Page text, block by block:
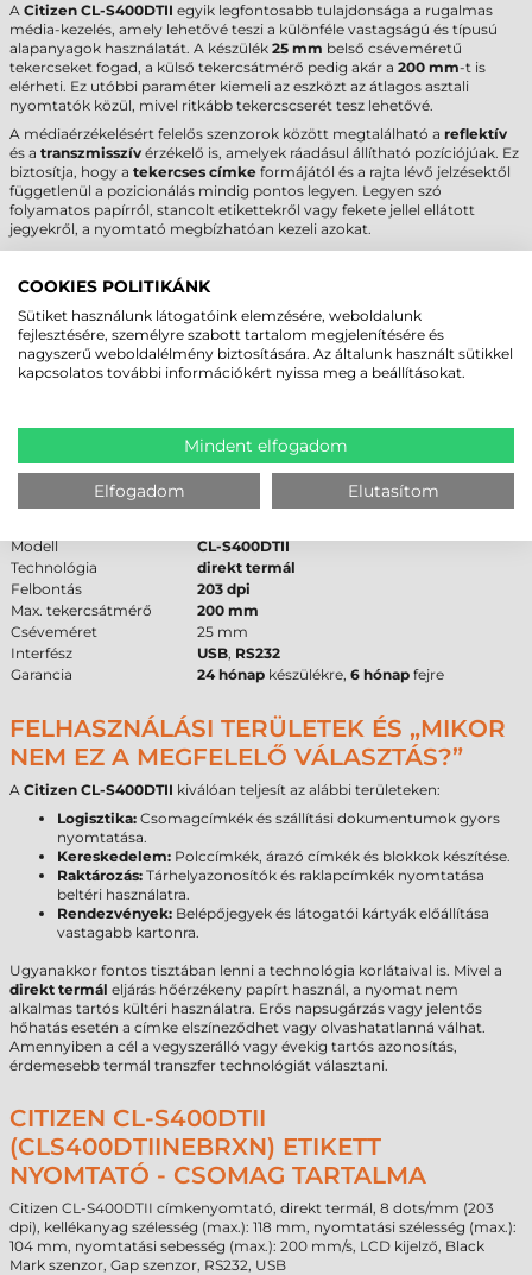
A Citizen CL-S400DTII egyik legfontosabb tulajdonsága a rugalmas
média-kezelés, amely lehetővé teszi a különféle vastagságú és típusú
alapanyagok használatát. A készülék 25 mm belső cséveméretű
tekercseket fogad, a külső tekercsátmérő pedig akár a 200 mm-t is
elérheti. Ez utóbbi paraméter kiemeli az eszközt az átlagos asztali
nyomtatók közül, mivel ritkább tekercscserét tesz lehetővé.
A médiaérzékelésért felelős szenzorok között megtalálható a reflektív
és a transzmisszív érzékelő is, amelyek ráadásul állítható pozíciójúak. Ez
biztosítja, hogy a tekercses címke formájától és a rajta lévő jelzésektől
függetlenül a pozicionálás mindig pontos legyen. Legyen szó
folyamatos papírról, stancolt etikettekről vagy fekete jellel ellátott
jegyekről, a nyomtató megbízhatóan kezeli azokat.
maximális médi szélesség 118 mm, a minimális címkemagasság pedig
12,5 mm. A104 mmmaximális nyomtatási szélesség lefedi a legtöbb
szabványos logisztikai és gyártási igényt. Fontos kiemelni, hogy a
készülék akár 0,25 mil vastagságú karton alapanyagokat is képes
kezelni, ami alkalmassá teszi jegyek és belépők nyomtatására is.
MŰSZAKI PARAMÉTEREK
Az alábbi táblázat összefoglalja a legfontosabb műszaki adatokat,
amelyek a beszerzési döntéshez szükségesek.
Modell
CL-S400DTII
Technológia
direkt termál
Felbontás
203 dpi
Max. tekercsátmérő
200 mm
Cséveméret
25 mm
Interfész
USB, RS232
Garancia
24 hónap készülékre, 6 hónap fejre
FELHASZNÁLÁSI TERÜLETEK ÉS „MIKOR
NEM EZ A MEGFELELŐ VÁLASZTÁS?”
A Citizen CL-S400DTII kiválóan teljesít az alábbi területeken:
Logisztika: Csomagcímkék és szállítási dokumentumok gyors
nyomtatása.
Kereskedelem: Polccímkék, árazó címkék és blokkok készítése.
Raktározás: Tárhelyazonosítók és raklapcímkék nyomtatása
beltéri használatra.
Rendezvények: Belépőjegyek és látogatói kártyák előállítása
vastagabb kartonra.
Ugyanakkor fontos tisztában lenni a technológia korlátaival is. Mivel a
direkt termál eljárás hőérzékeny papírt használ, a nyomat nem
alkalmas tartós kültéri használatra. Erős napsugárzás vagy jelentős
hőhatás esetén a címke elszíneződhet vagy olvashatatlanná válhat.
Amennyiben a cél a vegyszerálló vagy évekig tartós azonosítás,
érdemesebb termál transzfer technológiát választani.
CITIZEN CL-S400DTII
(CLS400DTIINEBRXN) ETIKETT
NYOMTATÓ - CSOMAG TARTALMA
Citizen CL-S400DTII címkenyomtató, direkt termál, 8 dots/mm (203
dpi), kellékanyag szélesség (max.): 118 mm, nyomtatási szélesség (max.):
104 mm, nyomtatási sebesség (max.): 200 mm/s, LCD kijelző, Black
Mark szenzor, Gap szenzor, RS232, USB
COOKIES POLITIKÁNK
Sütiket használunk látogatóink elemzésére, weboldalunk
fejlesztésére, személyre szabott tartalom megjelenítésére és
nagyszerű weboldalélmény biztosítására. Az általunk használt sütikkel
kapcsolatos további információkért nyissa meg a beállításokat.
Mindent elfogadom
Elfogadom Elutasítom